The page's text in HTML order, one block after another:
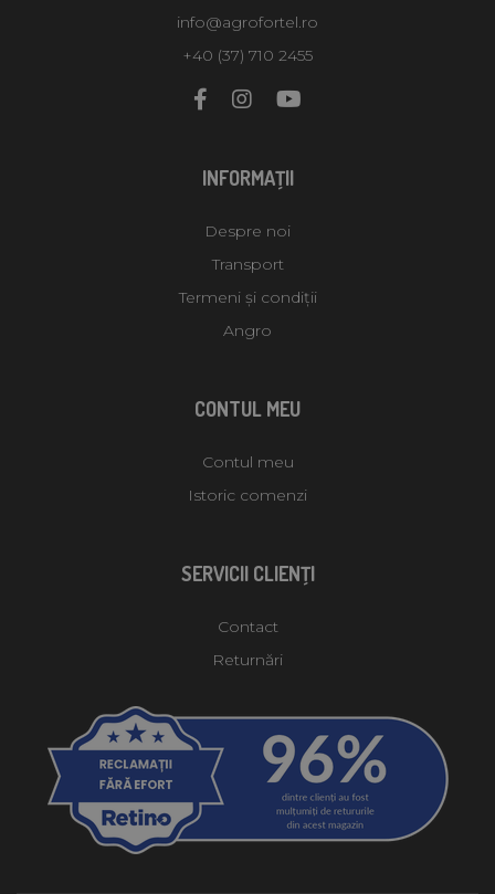
info@agrofortel.ro
+40 (37) 710 2455
INFORMAŢII
Despre noi
Transport
Termeni și condiții
Angro
CONTUL MEU
Contul meu
Istoric comenzi
SERVICII CLIENŢI
Contact
Returnări